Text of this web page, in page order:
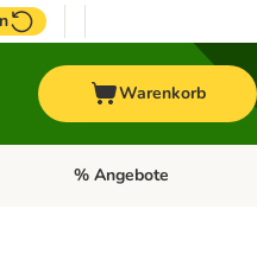
Warenkorb
PferdKategorie-Menü öffnen:
% Angebote